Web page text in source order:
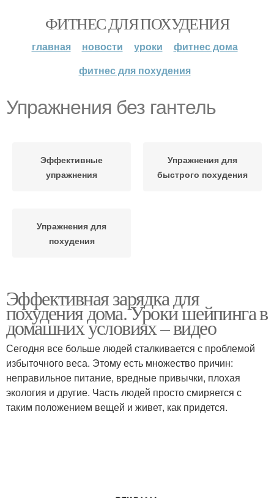
ФИТНЕС ДЛЯ ПОХУДЕНИЯ
главная новости уроки
фитнес дома
фитнес для похудения
Упражнения без гантель
Эффективные
упражнения
Упражнения для
быстрого похудения
Упражнения для
похудения
Эффективная зарядка для
похудения дома. Уроки шейпинга в
домашних условиях – видео
Сегодня все больше людей сталкивается с проблемой
избыточного веса. Этому есть множество причин:
неправильное питание, вредные привычки, плохая
экология и другие. Часть людей просто смиряется с
таким положением вещей и живет, как придется.